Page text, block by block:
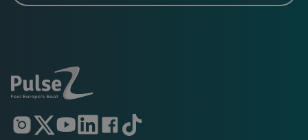
S'ouvre
dans
S'ouvre
dans
S'ouvre
dans
S'ouvre
dans
S'ouvre
dans
S'ouvre
dans